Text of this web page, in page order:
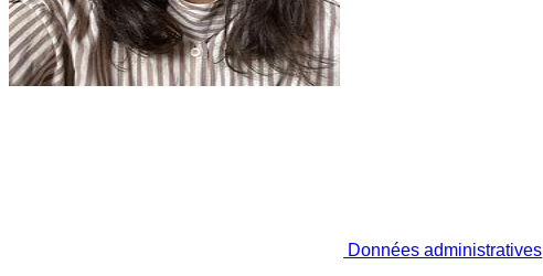
Données administratives